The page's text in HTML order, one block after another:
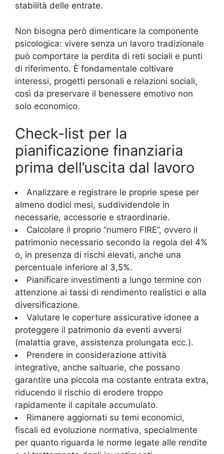
stabilità delle entrate.
Non bisogna però dimenticare la componente
psicologica: vivere senza un lavoro tradizionale
può comportare la perdita di reti sociali e punti
di riferimento. È fondamentale coltivare
interessi, progetti personali e relazioni sociali,
così da preservare il benessere emotivo non
solo economico.
Check-list per la
pianificazione finanziaria
prima dell’uscita dal lavoro
Analizzare e registrare le proprie spese per
almeno dodici mesi, suddividendole in
necessarie, accessorie e straordinarie.
Calcolare il proprio “numero FIRE”, ovvero il
patrimonio necessario secondo la regola del 4%
o, in presenza di rischi elevati, anche una
percentuale inferiore al 3,5%.
Pianificare investimenti a lungo termine con
attenzione ai tassi di rendimento realistici e alla
diversificazione.
Valutare le coperture assicurative idonee a
proteggere il patrimonio da eventi avversi
(malattia grave, assistenza prolungata ecc.).
Prendere in considerazione attività
integrative, anche saltuarie, che possano
garantire una piccola ma costante entrata extra,
riducendo il rischio di erodere troppo
rapidamente il capitale accumulato.
Rimanere aggiornati su temi economici,
fiscali ed evoluzione normativa, specialmente
per quanto riguarda le norme legate alle rendite